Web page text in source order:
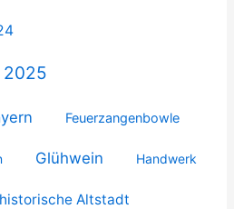
2025
Feuerzangenbowle
Glühwein Handwerk
historische Altstadt